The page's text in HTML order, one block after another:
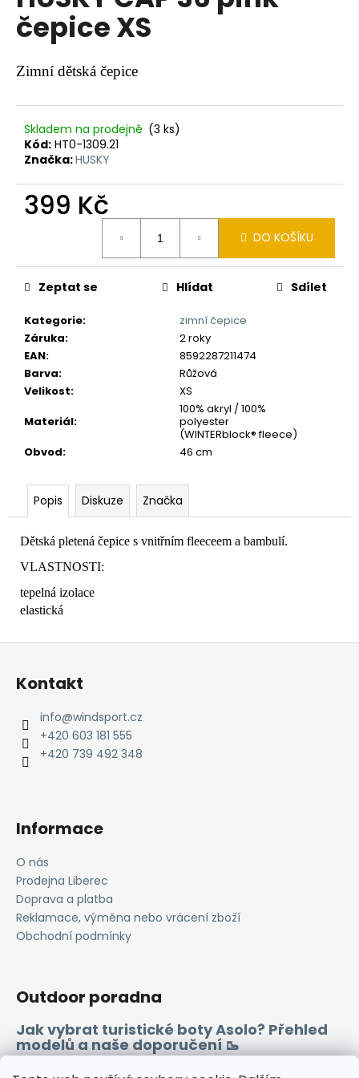
0,0
z
hvězdiček.
čepice XS
Zimní dětská čepice
Skladem na prodejně (3 ks)
Kód: HT0-1309.21
Značka:HUSKY
399 Kč
DO KOŠÍKU
Kategorie:
zimní čepice
Záruka:
2 roky
EAN:
8592287211474
Barva:
Růžová
Velikost:
XS
Materiál:
100% akryl / 100%
polyester
(WINTERblock® fleece)
Obvod: 46 cm
Zeptat se Hlídat Sdílet
Popis Diskuze Značka
Dětská pletená čepice s vnitřním fleeceem a bambulí.
VLASTNOSTI:
tepelná izolace
elastická
a
j
í
t
?
HLEDAT
o
p
u
č
u
e
m
e
Z
Kontakt
info@windsport.cz
+420 603 181 555
+420 739 492 348
Informace
O nás
Prodejna Liberec
Doprava a platba
Reklamace, výměna nebo vrácení zboží
Obchodní podmínky
Outdoor poradna
Jak vybrat turistické boty Asolo? Přehled
modelů a naše doporučení 🥾